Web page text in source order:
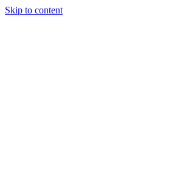
Skip to content